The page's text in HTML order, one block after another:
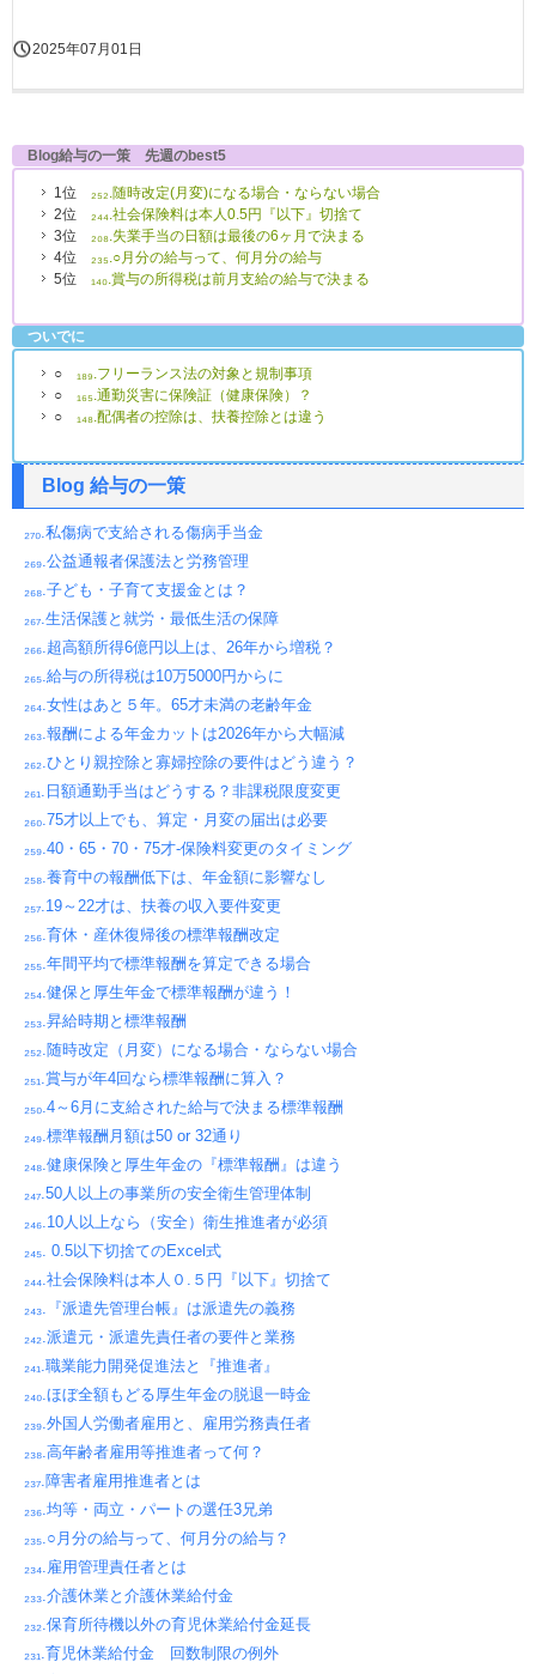
2025年07月01日
Blog給与の一策 先週のbest5
1位 ₂₅₂.随時改定(月変)になる場合・ならない場合
2位 ₂₄₄.社会保険料は本人0.5円『以下』切捨て
3位 ₂₀₈.失業手当の日額は最後の6ヶ月で決まる
4位 ₂₃₅.○月分の給与って、何月分の給与
5位 ₁₄₀.賞与の所得税は前月支給の給与で決まる
ついでに
○ ₁₈₉.フリーランス法の対象と規制事項
○ ₁₆₅.通勤災害に保険証（健康保険）？
○ ₁₄₈.配偶者の控除は、扶養控除とは違う
Blog 給与の一策
₂₇₀.私傷病で支給される傷病手当金
₂₆₉.公益通報者保護法と労務管理
₂₆₈.子ども・子育て支援金とは？
₂₆₇.生活保護と就労・最低生活の保障
₂₆₆.超高額所得6億円以上は、26年から増税？
₂₆₅.給与の所得税は10万5000円からに
₂₆₄.女性はあと５年。65才未満の老齢年金
₂₆₃.報酬による年金カットは2026年から大幅減
₂₆₂.ひとり親控除と寡婦控除の要件はどう違う？
₂₆₁.日額通勤手当はどうする？非課税限度変更
₂₆₀.75才以上でも、算定・月変の届出は必要
₂₅₉.40・65・70・75才-保険料変更のタイミング
₂₅₈.養育中の報酬低下は、年金額に影響なし
₂₅₇.19～22才は、扶養の収入要件変更
₂₅₆.育休・産休復帰後の標準報酬改定
₂₅₅.年間平均で標準報酬を算定できる場合
₂₅₄.健保と厚生年金で標準報酬が違う！
₂₅₃.昇給時期と標準報酬
₂₅₂.随時改定（月変）になる場合・ならない場合
₂₅₁.賞与が年4回なら標準報酬に算入？
₂₅₀.4～6月に支給された給与で決まる標準報酬
₂₄₉.標準報酬月額は50 or 32通り
₂₄₈.健康保険と厚生年金の『標準報酬』は違う
₂₄₇.50人以上の事業所の安全衛生管理体制
₂₄₆.10人以上なら（安全）衛生推進者が必須
₂₄₅. 0.5以下切捨てのExcel式
₂₄₄.社会保険料は本人０.５円『以下』切捨て
₂₄₃.『派遣先管理台帳』は派遣先の義務
₂₄₂.派遣元・派遣先責任者の要件と業務
₂₄₁.職業能力開発促進法と『推進者』
₂₄₀.ほぼ全額もどる厚生年金の脱退一時金
₂₃₉.外国人労働者雇用と、雇用労務責任者
₂₃₈.高年齢者雇用等推進者って何？
₂₃₇.障害者雇用推進者とは
₂₃₆.均等・両立・パートの選任3兄弟
₂₃₅.○月分の給与って、何月分の給与？
₂₃₄.雇用管理責任者とは
₂₃₃.介護休業と介護休業給付金
₂₃₂.保育所待機以外の育児休業給付金延長
₂₃₁.育児休業給付金 回数制限の例外